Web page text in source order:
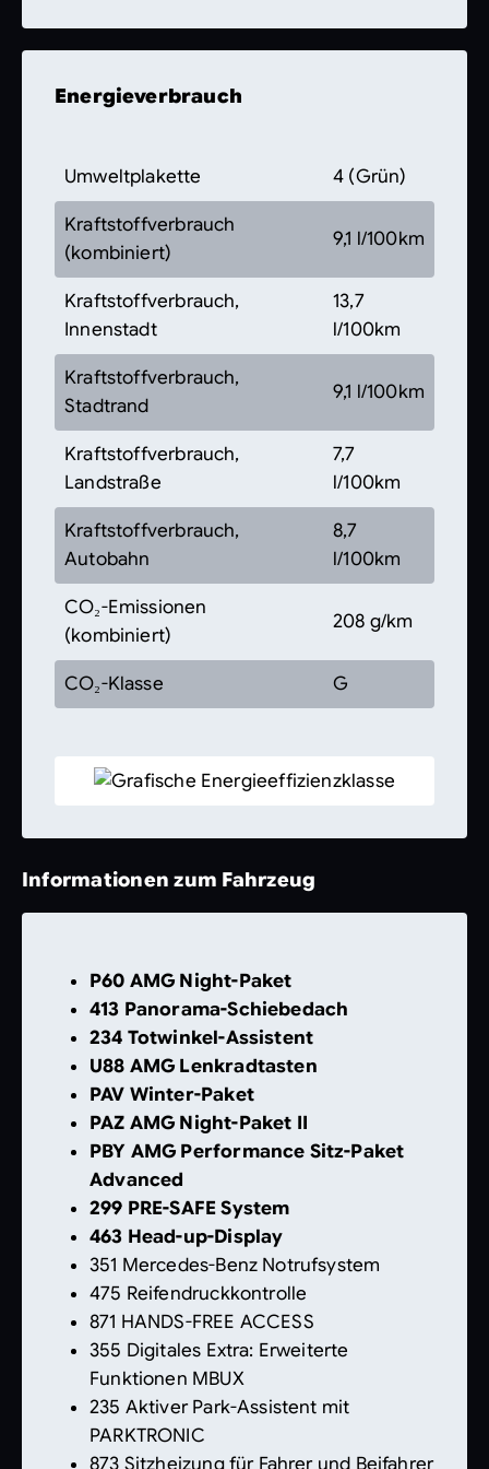
Energieverbrauch
Umweltplakette 4 (Grün)
Kraftstoffverbrauch
(kombiniert)
9,1 l/100km
Kraftstoffverbrauch,
Innenstadt
13,7
l/100km
Kraftstoffverbrauch,
Stadtrand
9,1 l/100km
Kraftstoffverbrauch,
Landstraße
7,7
l/100km
Kraftstoffverbrauch,
Autobahn
8,7
l/100km
CO₂-Emissionen
(kombiniert)
208 g/km
CO₂-Klasse G
Informationen zum Fahrzeug
P60 AMG Night-Paket
413 Panorama-Schiebedach
234 Totwinkel-Assistent
U88 AMG Lenkradtasten
PAV Winter-Paket
PAZ AMG Night-Paket II
PBY AMG Performance Sitz-Paket
Advanced
299 PRE-SAFE System
463 Head-up-Display
351 Mercedes-Benz Notrufsystem
475 Reifendruckkontrolle
871 HANDS-FREE ACCESS
355 Digitales Extra: Erweiterte
Funktionen MBUX
235 Aktiver Park-Assistent mit
PARKTRONIC
873 Sitzheizung für Fahrer und Beifahrer